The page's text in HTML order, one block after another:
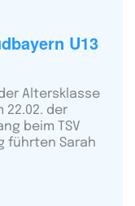
U13
Altersklasse
22.02. der
beim TSV
führten Sarah